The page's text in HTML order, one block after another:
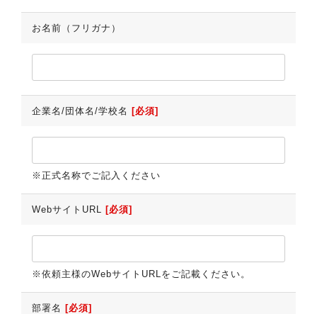
お名前（フリガナ）
企業名/団体名/学校名 [必須]
※正式名称でご記入ください
WebサイトURL [必須]
※依頼主様のWebサイトURLをご記載ください。
部署名 [必須]